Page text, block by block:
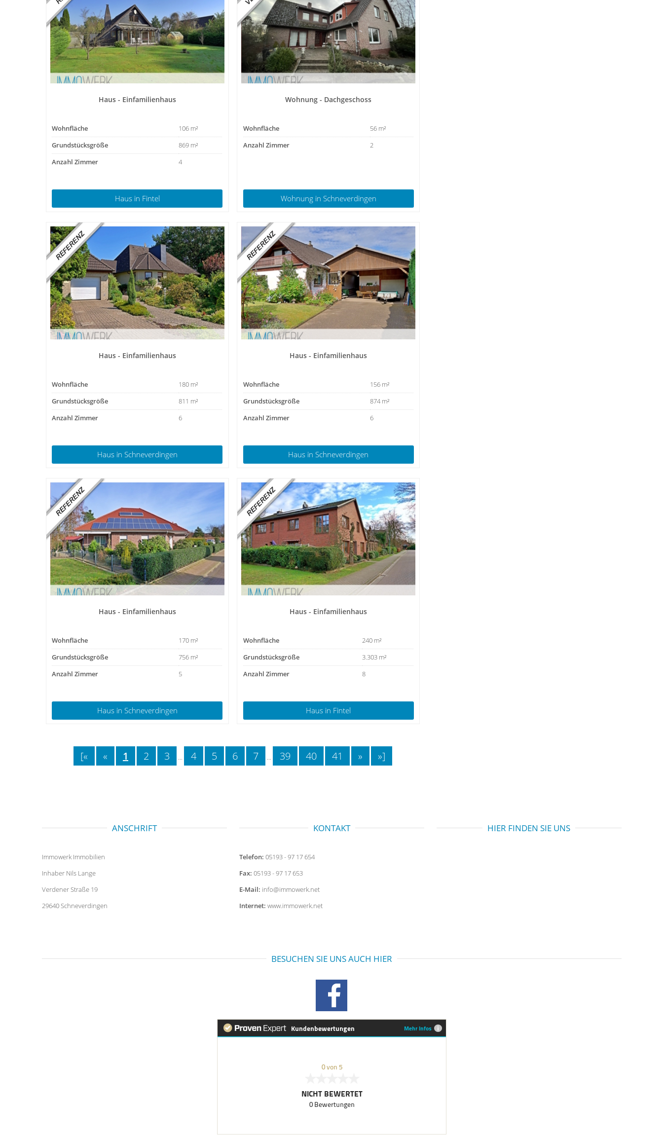
Haus - Einfamilienhaus
Wohnfläche
106 m²
Grundstücksgröße
869 m²
Anzahl Zimmer
4
Haus in Fintel
Wohnung - Dachgeschoss
Wohnfläche
56 m²
Anzahl Zimmer
2
Wohnung in Schneverdingen
Haus - Einfamilienhaus
Wohnfläche
180 m²
Grundstücksgröße
811 m²
Anzahl Zimmer
6
Haus in Schneverdingen
Haus - Einfamilienhaus
Wohnfläche
156 m²
Grundstücksgröße
874 m²
Anzahl Zimmer
6
Haus in Schneverdingen
Haus - Einfamilienhaus
Wohnfläche
170 m²
Grundstücksgröße
756 m²
Anzahl Zimmer
5
Haus in Schneverdingen
Haus - Einfamilienhaus
Wohnfläche
240 m²
Grundstücksgröße
3.303 m²
Anzahl Zimmer
8
Haus in Fintel
[« « 1 2 3 ... 4 5 6 7 ... 39 40 41 » »]
ANSCHRIFT
Immowerk Immobilien
Inhaber Nils Lange
Verdener Straße 19
29640 Schneverdingen
KONTAKT
Telefon: 05193 - 97 17 654
Fax: 05193 - 97 17 653
E-Mail: info@immowerk.net
Internet: www.immowerk.net
HIER FINDEN SIE UNS
BESUCHEN SIE UNS AUCH HIER